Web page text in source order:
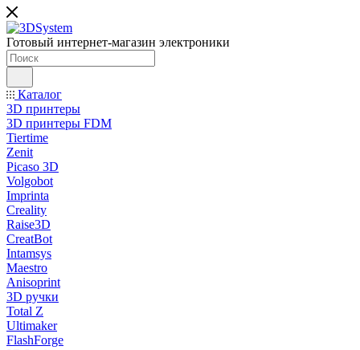
Готовый интернет-магазин электроники
Каталог
3D принтеры
3D принтеры FDM
Tiertime
Zenit
Picaso 3D
Volgobot
Imprinta
Creality
Raise3D
CreatBot
Intamsys
Maestro
Anisoprint
3D ручки
Total Z
Ultimaker
FlashForge